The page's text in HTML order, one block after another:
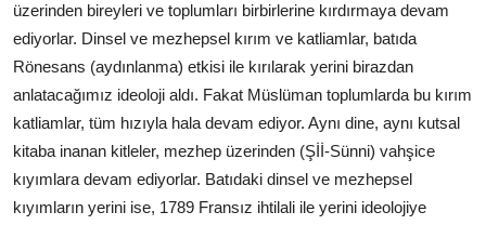
üzerinden bireyleri ve toplumları birbirlerine kırdırmaya devam
ediyorlar. Dinsel ve mezhepsel kırım ve katliamlar, batıda
Rönesans (aydınlanma) etkisi ile kırılarak yerini birazdan
anlatacağımız ideoloji aldı. Fakat Müslüman toplumlarda bu kırım
katliamlar, tüm hızıyla hala devam ediyor. Aynı dine, aynı kutsal
kitaba inanan kitleler, mezhep üzerinden (Şİİ-Sünni) vahşice
kıyımlara devam ediyorlar. Batıdaki dinsel ve mezhepsel
kıyımların yerini ise, 1789 Fransız ihtilali ile yerini ideolojiye